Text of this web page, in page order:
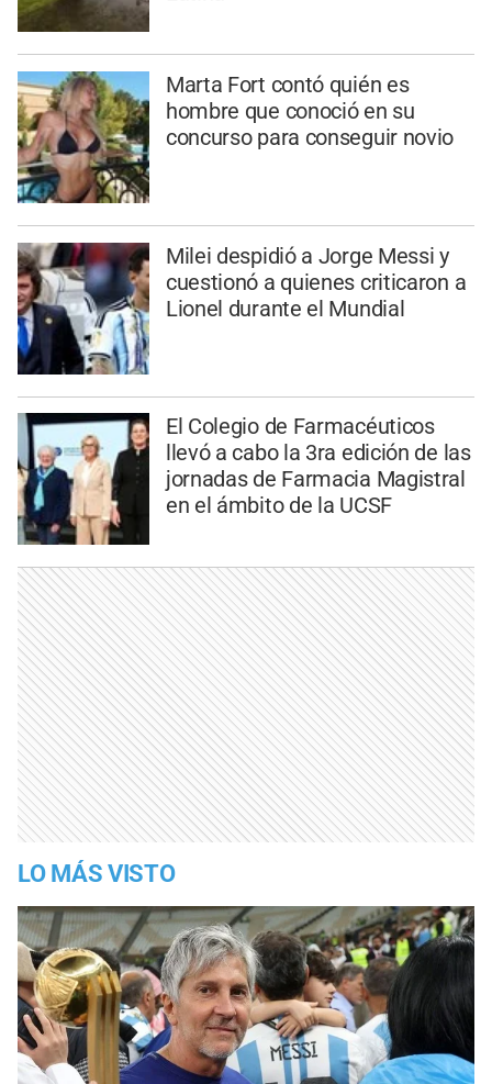
Marta Fort contó quién es
hombre que conoció en su
concurso para conseguir novio
Milei despidió a Jorge Messi y
cuestionó a quienes criticaron a
Lionel durante el Mundial
El Colegio de Farmacéuticos
llevó a cabo la 3ra edición de las
jornadas de Farmacia Magistral
en el ámbito de la UCSF
LO MÁS VISTO